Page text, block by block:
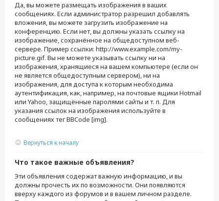
Да, вы можете размещать изображения в ваших
сообщениях. Если администратор разрешил добавлять
вложения, вы можете загрузить изображение на
конференцию. Если нет, вы должны указать ссылку на
изображение, сохранённое на общедоступном веб-
сервере. Пример ссылки: http://www.example.com/my-
picture.gif. Вы не можете указывать ссылку ни на
изображения, хранящиеся на вашем компьютере (если он
не является общедоступным сервером), ни на
изображения, для доступа к которым необходима
аутентификация, как, например, на почтовые ящики Hotmail
или Yahoo, защищённые паролями сайты и т. п. Для
указания ссылок на изображения используйте в
сообщениях тег BBCode [img].
Вернуться к началу
Что такое важные объявления?
Эти объявления содержат важную информацию, и вы
должны прочесть их по возможности. Они появляются
вверху каждого из форумов и в вашем личном разделе.